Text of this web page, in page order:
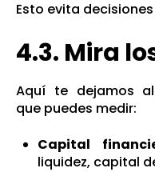
Esto evita
4.3. Mira
Aquí te dejamos
que puedes medir:
Capital
liquidez, capital